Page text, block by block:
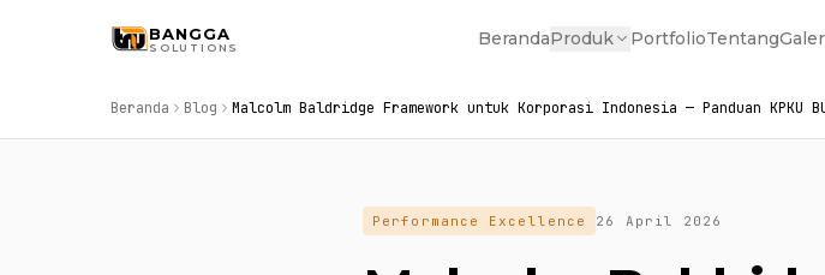
BANGGA
SOLUTIONS BerandaProduk PortfolioTentang
Beranda Blog Malcolm Baldridge Framework untuk Korporasi Indonesia — Panduan KPKU
Performance Excellence 26 April 2026